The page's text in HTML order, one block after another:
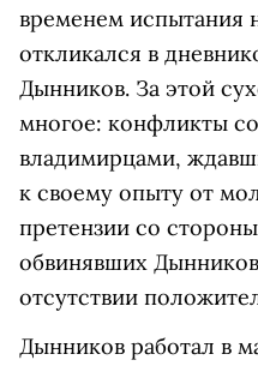
временем испытания
откликался в
Дынников. За этой
многое: конфликты
владимирцами,
к своему опыту от
претензии со
обвинявших
отсутствии
Дынников работал в